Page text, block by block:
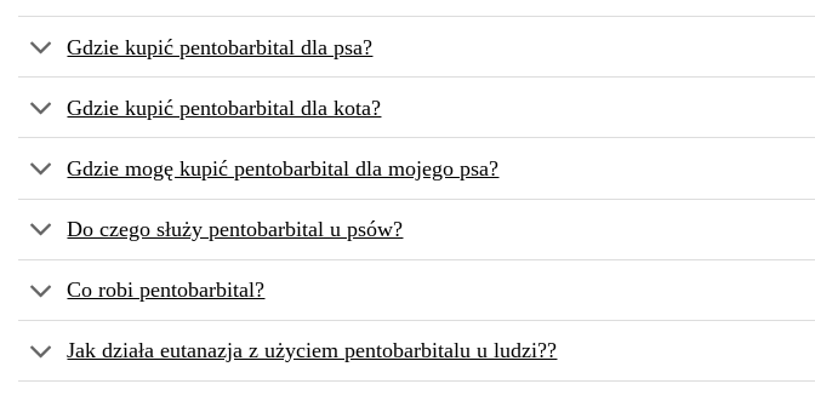
Gdzie kupić pentobarbital dla psa?
Gdzie kupić pentobarbital dla kota?
Gdzie mogę kupić pentobarbital dla mojego psa?
Do czego służy pentobarbital u psów?
Co robi pentobarbital?
Jak działa eutanazja z użyciem pentobarbitalu u ludzi??